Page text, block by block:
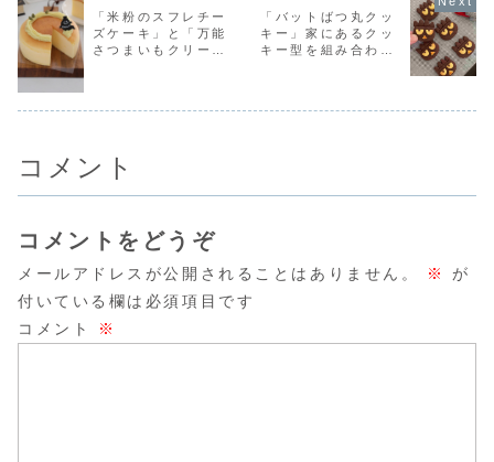
クッキー」くまの
お花クッキーはこ
ちら！春らしく華
やか...
塩クッキー！うち
で大人気の塩クッ
キー...
キーレシピはこち
ら！もうすぐ父の
日。...
しまいます
から材料を
と作りにく
(^^;今...
「米粉のスフレチー
ズケーキ」と「万能
さつまいもクリー
「バットばつ丸クッ
キー」家にあるクッ
キー型を組み合わせ
コメント
コメントをどうぞ
メールアドレスが公開されることはありません。 ※
が
付いている欄は必須項目です
コメント
※